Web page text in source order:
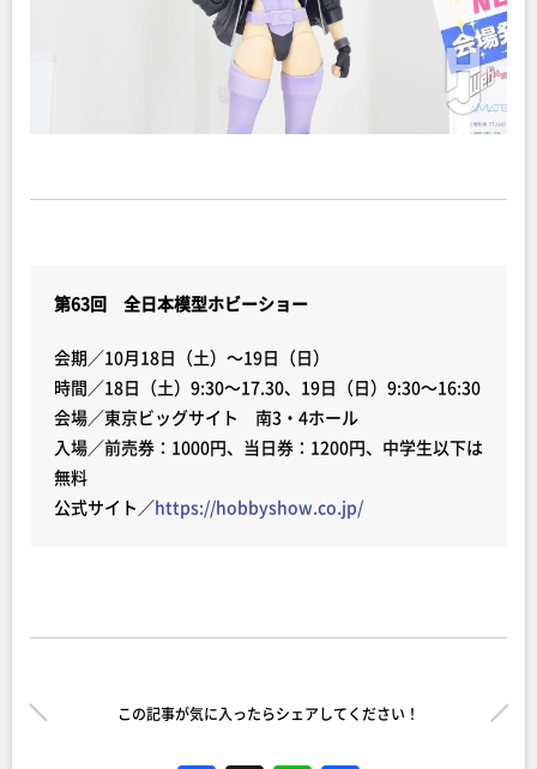
第63回 全日本模型ホビーショー
会期／10月18日（土）～19日（日）
時間／18日（土）9:30～17.30、19日（日）9:30～16:30
会場／東京ビッグサイト 南3・4ホール
入場／前売券：1000円、当日券：1200円、中学生以下は
無料
公式サイト／https://hobbyshow.co.jp/
この記事が気に入ったらシェアしてください！